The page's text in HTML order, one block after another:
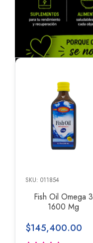
SKU: 011854
Fish Oil Omega 3
1600 Mg
$145,400.00